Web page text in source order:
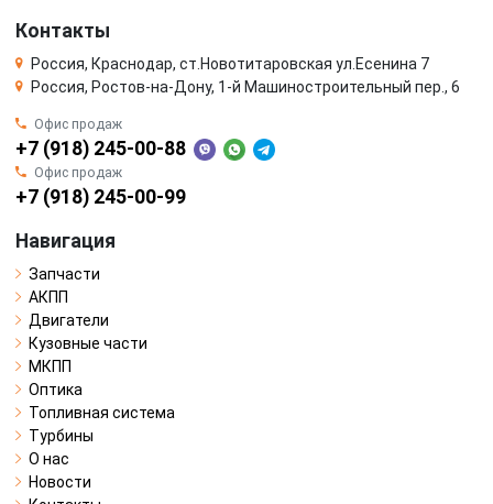
Контакты
Россия, Краснодар, ст.Новотитаровская ул.Есенина 7
Россия, Ростов-на-Дону, 1-й Машиностроительный пер., 6
Офис продаж
+7 (918) 245-00-88
Офис продаж
+7 (918) 245-00-99
Навигация
Запчасти
АКПП
Двигатели
Кузовные части
МКПП
Оптика
Топливная система
Турбины
О нас
Новости